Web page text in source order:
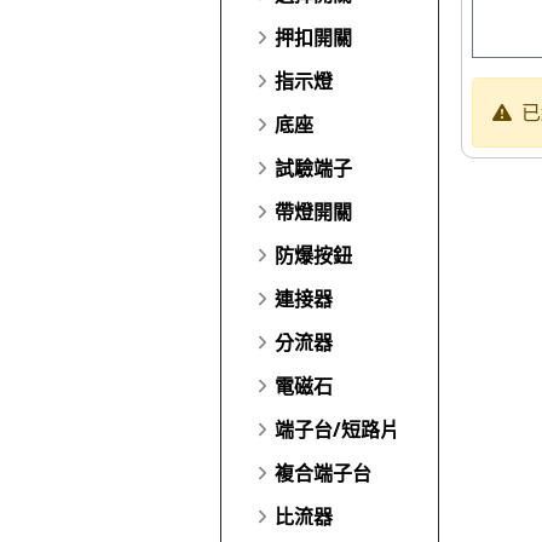
押扣開關
指示燈
底座
試驗端子
帶燈開關
防爆按鈕
連接器
分流器
電磁石
端子台/短路片
複合端子台
比流器